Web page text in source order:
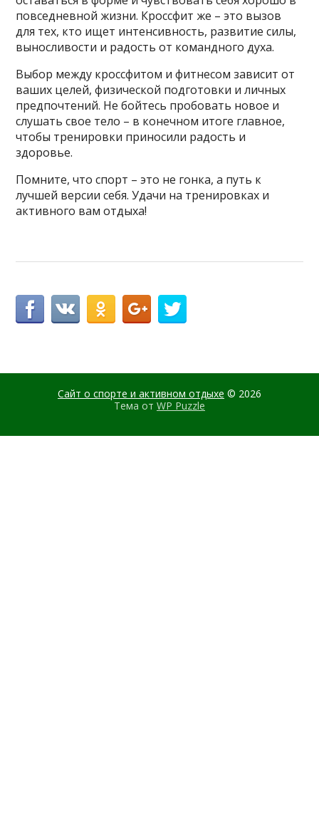
повседневной жизни. Кроссфит же – это вызов
для тех, кто ищет интенсивность, развитие силы,
выносливости и радость от командного духа.
Выбор между кроссфитом и фитнесом зависит от
ваших целей, физической подготовки и личных
предпочтений. Не бойтесь пробовать новое и
слушать свое тело – в конечном итоге главное,
чтобы тренировки приносили радость и
здоровье.
Помните, что спорт – это не гонка, а путь к
лучшей версии себя. Удачи на тренировках и
активного вам отдыха!
Сайт о спорте и активном отдыхе © 2026
Тема от WP Puzzle